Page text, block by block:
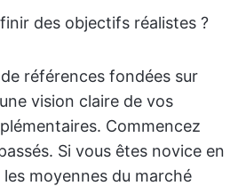
des objectifs réalistes ?
références fondées sur
vision claire de vos
Commencez
Si vous êtes novice en
moyennes du marché